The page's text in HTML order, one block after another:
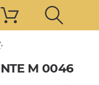
M 0046